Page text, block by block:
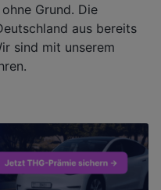
Grund. Die
aus bereits
sind mit unserem